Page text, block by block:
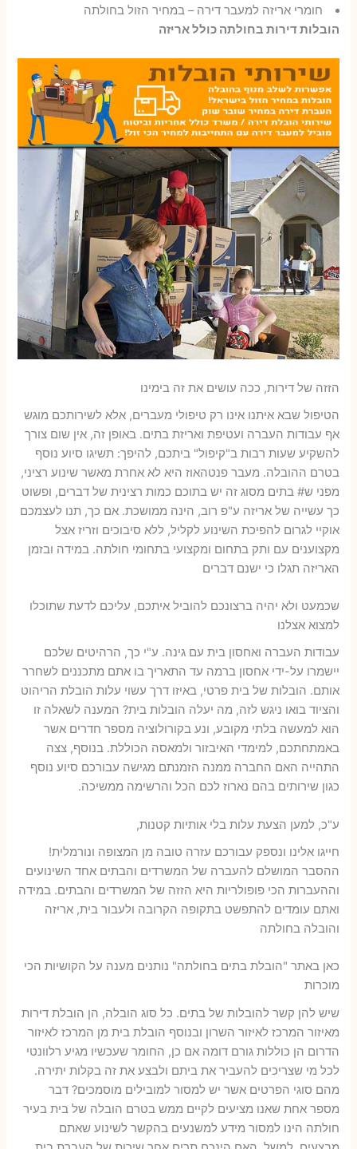
חומרי אריזה למעבר דירה – במחיר הזול בחולתה
הובלות דירות בחולתה כולל אריזה
הזזה של דירות, ככה עושים את זה בימינו
הטיפול שבא איתנו אינו רק טיפולי מעברים, אלא לשירותכם מוגש
אף עבודות העברה ועטיפת ואריזת בתים. באופן זה, אין שום צורך
להשקיע שעות רבות ב"קיפול" ביתכם, להיפך: תשיגו סיוע נוסף
בטרם ההובלה. מעבר פנטהאוז היא לא אחרת מאשר שינוע רציני,
מפני ש# בתים מסוג זה יש בתוכם כמות רצינית של דברים, ופשוט
כך עשייה של אריזה ע"פ רוב, הינה ממושכת. אם כך, תנו לעצמכם
אוקיי לגרום להפיכת השינוע לקליל, ללא סיבוכים וזריז אצל
מקצוענים עם ותק בתחום ומקצועי בתחומי חולתה. במידה ובזמן
האריזה תגלו כי ישנם דברים
שכמעט ולא יהיה ברצונכם להוביל איתכם, עליכם לדעת שתוכלו
למצוא אצלנו
עבודות העברה ואחסון בית עם גינה. ע"י כך, הרהיטים שלכם
יישמרו על-ידי אחסון ברמה עד התאריך בו אתם מתכננים לשחרר
אותם. הובלות של בית פרטי, באיזו דרך עשוי עלות הובלת הריהוט
והציוד בואו ניגש לזה, מה יעלה הובלות בית? המענה לשאלה זו
הוא למעשה בלתי מקובע, ונע בקורולוציה מספר חדרים אשר
באמתחתכם, למימדי האיבזור ולמאסה הכוללת. בנוסף, צצה
התהייה האם החברה ממנה הזמנתם מגישה עבורכם סיוע נוסף
כגון שירותים בהם נארוז לכם הכל והרשימה ממשיכה.
ע"כ, למען הצעת עלות בלי אותיות קטנות,
חייגו אלינו ונספק עבורכם עזרה טובה מן המצופה ונורמלית!
ההסבר המושלם להעברה של המשרדים והבתים אחד השינועים
וההעברות הכי פופולריות היא הזזה של המשרדים והבתים. במידה
ואתם עומדים להתפשט בתקופה הקרובה ולעבור בית, אריזה
והובלה בחולתה
כאן באתר "הובלת בתים בחולתה" נותנים מענה על הקושיות הכי
מוכרות
שיש להן קשר להובלות של בתים. כל סוג הובלה, הן הובלת דירות
מאיזור המרכז לאיזור השרון ובנוסף הובלת בית מן המרכז לאיזור
הדרום הן כוללות גורם דומה אם כן, החומר שעכשיו מגיע רלוונטי
לכל מי שצריכים להעביר את ביתם ולבצע את זה בקלות יתירה.
מהם סוגי הפרטים אשר יש למסור למובילים מוסמכים? דבר
מספר אחת שאנו מציעים לקיים ממש בטרם הובלה של בית בעיר
חולתה הינו למסור מידע למשנעים בהקשר לשינוע שאתם